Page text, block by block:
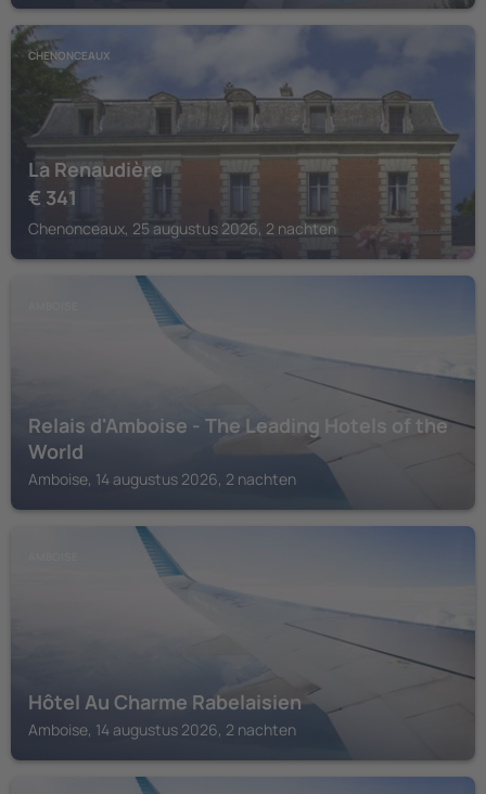
CHENONCEAUX
La Renaudière
€ 341
Chenonceaux, 25 augustus 2026, 2 nachten
Relais d'Amboise - The Leading Hotels of the
World
Amboise, 14 augustus 2026, 2 nachten
Hôtel Au Charme Rabelaisien
Amboise, 14 augustus 2026, 2 nachten